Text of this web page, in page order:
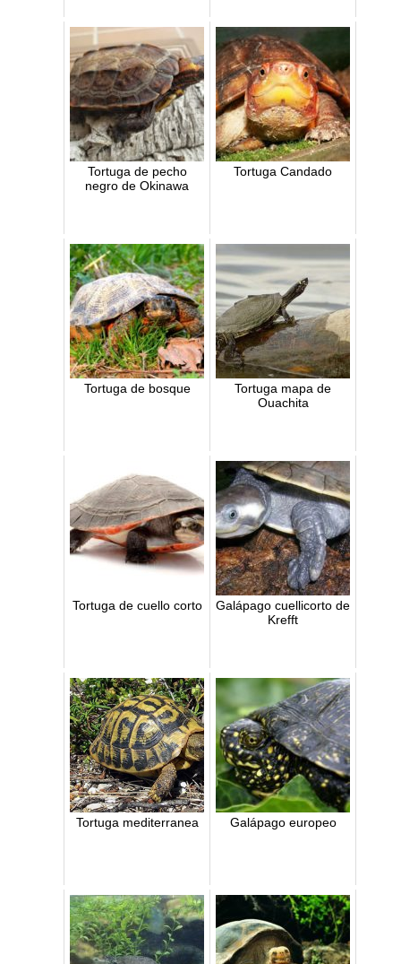
Tortuga de pecho
negro de Okinawa
Tortuga Candado
Tortuga de bosque
Tortuga mapa de
Ouachita
Tortuga de cuello corto
Galápago cuellicorto de
Krefft
Tortuga mediterranea Galápago europeo